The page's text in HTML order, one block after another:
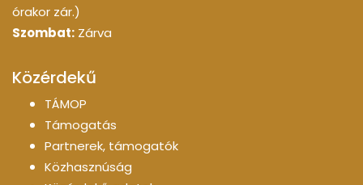
órakor zár.)
Szombat: Zárva
Közérdekű
TÁMOP
Támogatás
Partnerek, támogatók
Közhasznúság